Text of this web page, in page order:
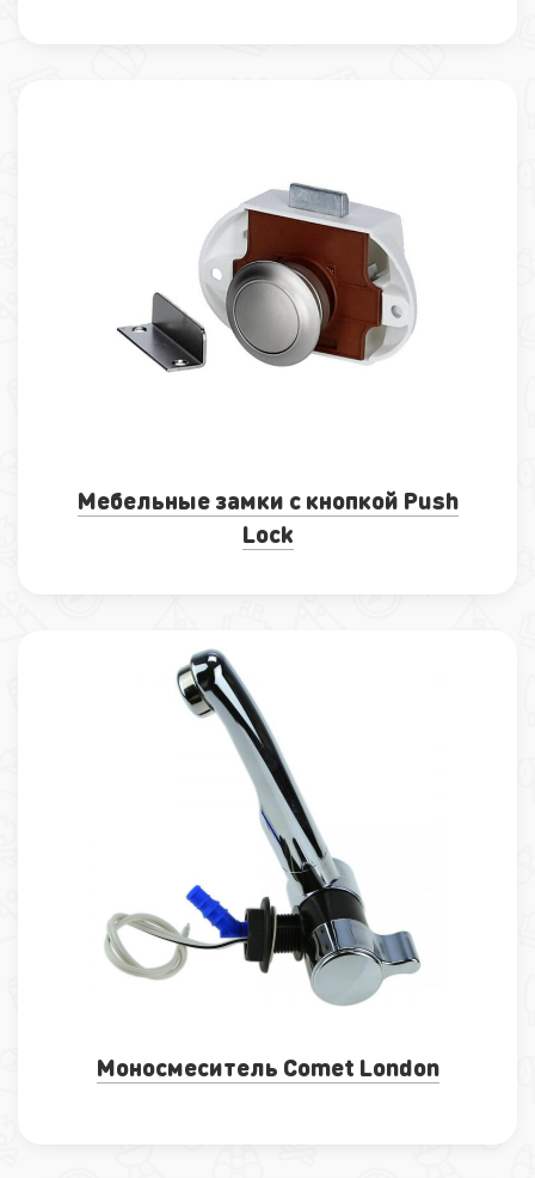
Мебельные замки с кнопкой Push
Lock
Моносмеситель Comet London